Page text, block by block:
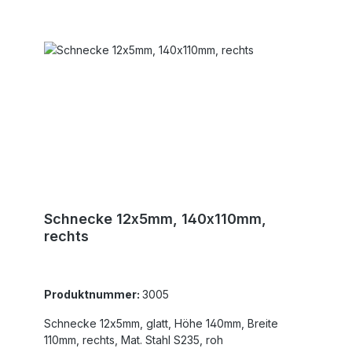
Schnecke 12x5mm, 140x110mm,
rechts
Produktnummer: 3005
Schnecke 12x5mm, glatt, Höhe 140mm, Breite
110mm, rechts, Mat. Stahl S235, roh